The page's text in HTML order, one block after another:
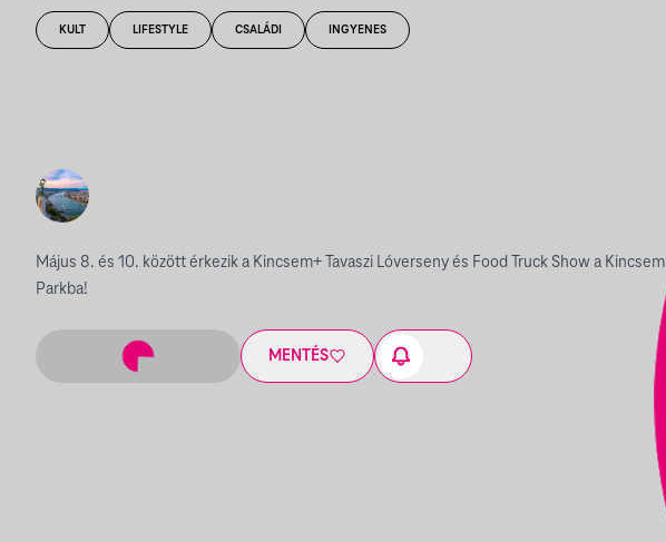
KULT LIFESTYLE CSALÁDI INGYENES
Május 8. és 10. között érkezik a Kincsem+ Tavaszi Lóverseny és Food Truck Show a Kincsem
Parkba!
MENTÉS